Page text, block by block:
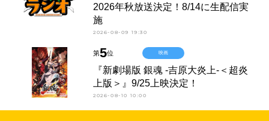
2026年秋放送決定！8/14に生配信実
施
2026-08-09 19:30
第5位
『新劇場版 銀魂 -吉原大炎上-＜超炎
上版＞』9/25上映決定！
2026-08-10 10:00
映画